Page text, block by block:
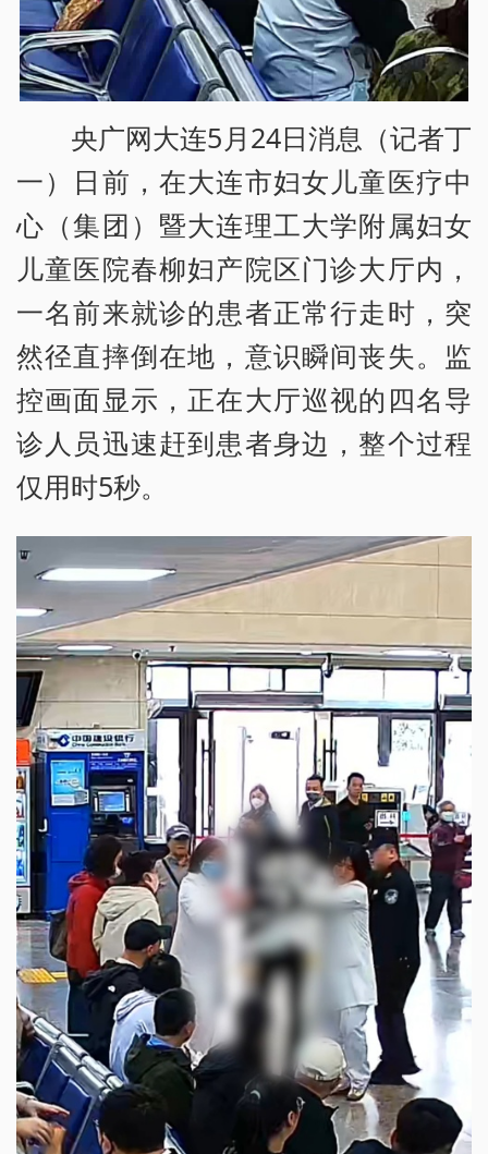
央广网大连5月24日消息（记者丁
一）日前，在大连市妇女儿童医疗中
心（集团）暨大连理工大学附属妇女
儿童医院春柳妇产院区门诊大厅内，
一名前来就诊的患者正常行走时，突
然径直摔倒在地，意识瞬间丧失。监
控画面显示，正在大厅巡视的四名导
诊人员迅速赶到患者身边，整个过程
仅用时5秒。